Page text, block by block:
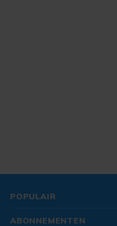
POPULAIR
ABONNEMENTEN